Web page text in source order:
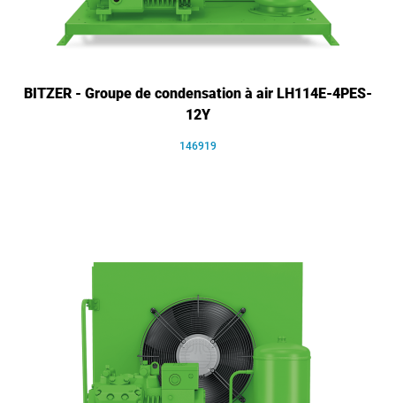
BITZER - Groupe de condensation à air LH114E-4PES-
12Y
146919